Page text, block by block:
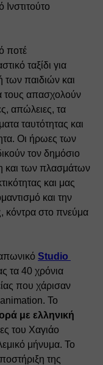
ποτέ
ταξίδι για
των παιδιών και
τους απασχολούν
απώλειες, τα
ταυτότητας και
Οι ήρωες των
τον δημόσιο
και των πλασμάτων
και μας
και την
κόντρα στο πνεύμα
Studio
τα 40 χρόνια
που χάρισαν
animation. Το
με ελληνική
του Χαγιάο
μήνυμα. Το
της